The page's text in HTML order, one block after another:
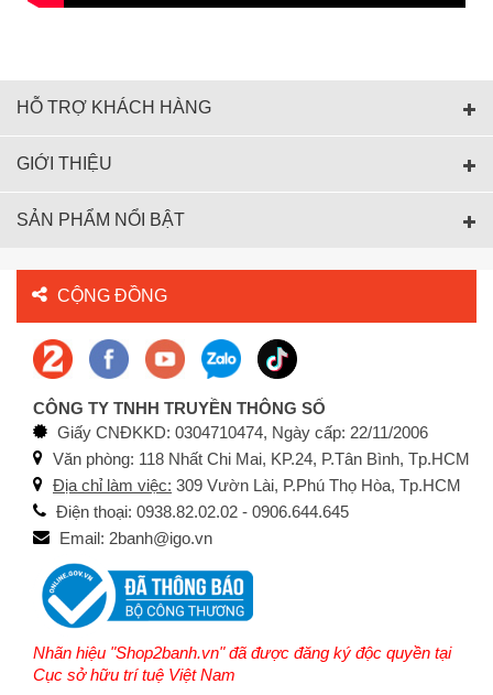
HỖ TRỢ KHÁCH HÀNG
GIỚI THIỆU
SẢN PHẨM NỔI BẬT
CỘNG ĐỒNG
CÔNG TY TNHH TRUYỀN THÔNG SỐ
Giấy CNĐKKD: 0304710474, Ngày cấp: 22/11/2006
Văn phòng: 118 Nhất Chi Mai, KP.24, P.Tân Bình, Tp.HCM
Địa chỉ làm việc: 309 Vườn Lài, P.Phú Thọ Hòa, Tp.HCM
Điện thoại: 0938.82.02.02 - 0906.644.645
Email: 2banh@igo.vn
Nhãn hiệu "Shop2banh.vn" đã được đăng ký độc quyền tại
Cục sở hữu trí tuệ Việt Nam